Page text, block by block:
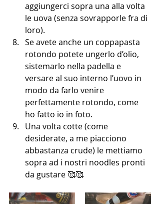
aggiungerci sopra una alla volta
le uova (senza sovrapporle fra di
loro).
Se avete anche un coppapasta
rotondo potete ungerlo d’olio,
sistemarlo nella padella e
versare al suo interno l’uovo in
modo da farlo venire
perfettamente rotondo, come
ho fatto io in foto.
Una volta cotte (come
desiderate, a me piacciono
abbastanza crude) le mettiamo
sopra ad i nostri noodles pronti
da gustare 🥰🥰